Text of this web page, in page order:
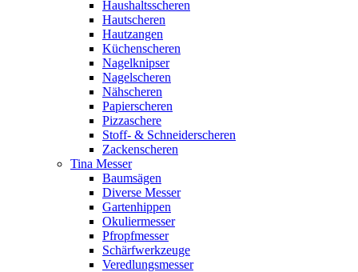
Haushaltsscheren
Hautscheren
Hautzangen
Küchenscheren
Nagelknipser
Nagelscheren
Nähscheren
Papierscheren
Pizzaschere
Stoff- & Schneiderscheren
Zackenscheren
Tina Messer
Baumsägen
Diverse Messer
Gartenhippen
Okuliermesser
Pfropfmesser
Schärfwerkzeuge
Veredlungsmesser